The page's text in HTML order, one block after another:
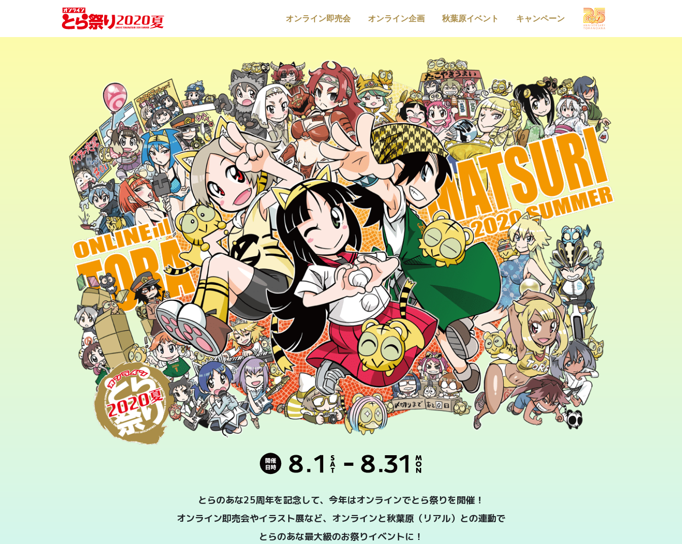
オンライン即売会 オンライン企画 秋葉原イベント キャンペーン
とらのあな25周年を記念して、今年はオンラインでとら祭りを開催！
オンライン即売会やイラスト展など、オンラインと秋葉原（リアル）との連動で
とらのあな最大級のお祭りイベントに！